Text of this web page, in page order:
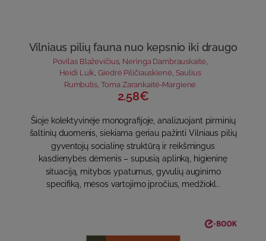
Vilniaus pilių fauna nuo kepsnio iki draugo
Povilas Blaževičius, Neringa Dambrauskaitė
Heidi Luik,Giedrė Piličiauskienė, Saulius
Rumbutis, Toma Zarankaitė-Margienė
2.58€
Šioje kolektyvinėje monografijoje, analizuojant pirminių
šaltinių duomenis, siekiama geriau pažinti Vilniaus pilių
gyventojų socialinę struktūrą ir reikšmingus
kasdienybės dėmenis – supusią aplinką, higieninę
situaciją, mitybos ypatumus, gyvulių auginimo
specifiką, mėsos vartojimo įpročius, medžiokl..